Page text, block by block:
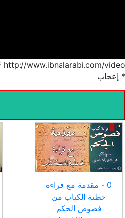
http://www.ibnalarabi.com/video * لكي يصلك ما هو جديد -- * الاشتراك في القناة
* إعجاب
0 - مقدمة مع قراءة
خطبة الكتاب من
فصوص الحكم